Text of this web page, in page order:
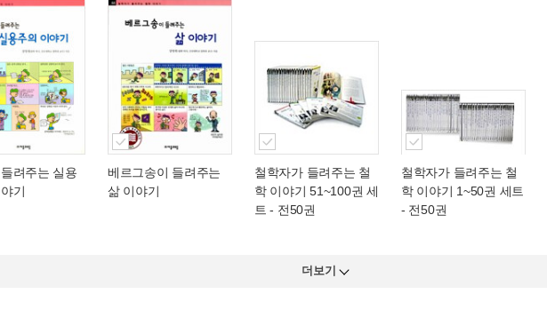
려주는 실용
기
베르그송이 들려주는
삶 이야기
철학자가 들려주는 철
학 이야기 51~100권 세
트 - 전50권
철학자가 들려주는 철
학 이야기 1~50권 세트
- 전50권
더보기